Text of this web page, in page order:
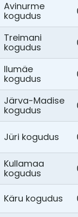
Avinurme
kogudus
Treimani
kogudus
Ilumäe
kogudus
Järva-Madise
kogudus
Jüri kogudus
Kullamaa
kogudus
Käru kogudus